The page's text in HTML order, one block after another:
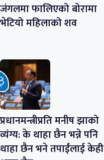
जंगलमा फालिएको बोरामा
भेटियो महिलाको शव
प्रधानमन्त्रीप्रति मनीष झाको
व्यंग्य: के थाहा छैन भन्ने पनि
थाहा छैन भने तपाईंलाई केही